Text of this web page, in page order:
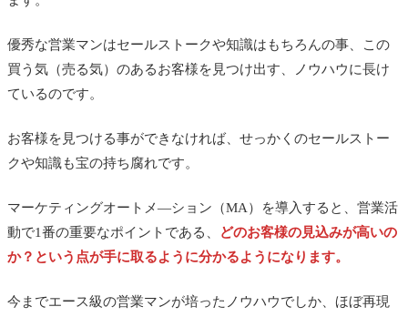
優秀な営業マンはセールストークや知識はもちろんの事、この
買う気（売る気）のあるお客様を見つけ出す、ノウハウに長け
ているのです。
お客様を見つける事ができなければ、せっかくのセールストー
クや知識も宝の持ち腐れです。
マーケティングオートメ―ション（MA）を導入すると、営業活
動で1番の重要なポイントである、
どのお客様の見込みが高いの
か？という点が手に取るように分かるようになります。
今までエース級の営業マンが培ったノウハウでしか、ほぼ再現